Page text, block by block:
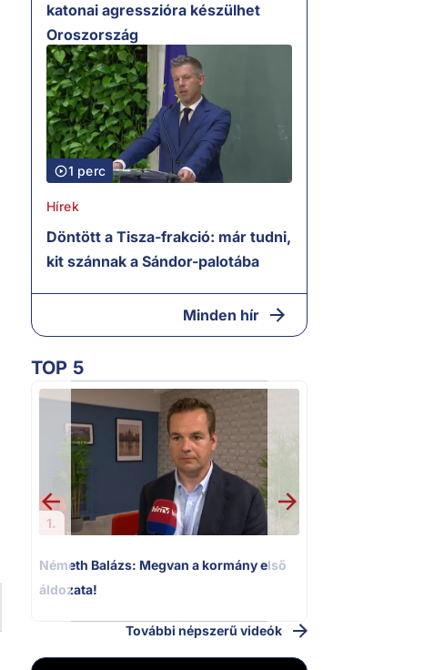
katonai agresszióra készülhet
Oroszország
1 perc
Hírek
Döntött a Tisza-frakció: már tudni,
kit szánnak a Sándor-palotába
Minden hír
TOP 5
1.
Németh Balázs: Megvan a kormány első
áldozata!
További népszerű videók